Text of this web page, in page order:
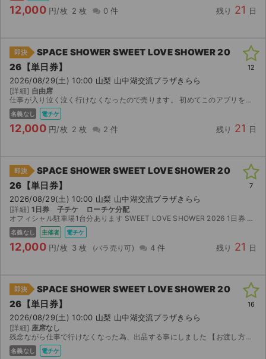
12,000 円/枚 2 枚 0 件 残り 21 日
即決
SPACE SHOWER SWEET LOVE SHOWER 20
26【単日券】
2026/08/29(土) 10:00 山梨 山中湖交流プラザきらら
[詳細] 自由席
仕事が入り泣く泣く行けなくなったので売ります。 初めてこのアプリを扱いますので、ぎこちないと思いますがよろしくお願いいたします。
名義なし 電チケ
12,000 円/枚 2 枚 2 件 残り 21 日
12
即決
SPACE SHOWER SWEET LOVE SHOWER 20
26【単日券】
2026/08/29(土) 10:00 山梨 山中湖交流プラザきらら
[詳細] 1日券 子チケ ローチケ分配
オフィシャル駐車場1台分あります SWEET LOVE SHOWER 2026 1日券 子チケ3枚 ローチケの電子チケットでの分配です 公演14日前から分配可能となります その際に ・名前...
名義なし 主催者 電チケ
12,000 円/枚 3 枚 4 件 残り 21 日
7
即決
SPACE SHOWER SWEET LOVE SHOWER 20
26【単日券】
2026/08/29(土) 10:00 山梨 山中湖交流プラザきらら
[詳細] 座席なし
残念ながら仕事で行けなくなった為、出品する事にしました 【お渡し方法】 ローチケの電子チケットです。発券開始（8月頃）になったら分配URLをお送りします。 【注意事項】 取引確定後のキャンセ...
名義なし 電チケ
16